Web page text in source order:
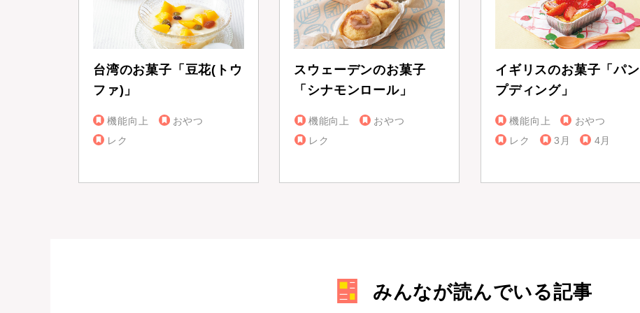
台湾のお菓子「豆花(トウ
ファ)」
機能向上
おやつ
レク
スウェーデンのお菓子
「シナモンロール」
機能向上
おやつ
レク
イギリスのお菓子「パン
プディング」
機能向上
おやつ
レク
3月 4月
みんなが読んでいる記事